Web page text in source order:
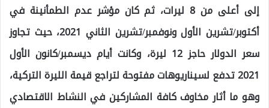
إلى أعلى من 8 ليرات، ثم كان مؤشر عدم الطمأنينة في
أكتوبر/تشرين الأول ونوفمبر/تشرين الثاني 2021، حيث تجاوز
سعر الدولار حاجز 12 ليرة، وكانت أيام ديسمبر/كانون الأول
2021 تدفع لسيناريوهات مفتوحة لتراجع قيمة الليرة التركية،
وهو ما أثار مخاوف كافة المشاركين في النشاط الاقتصادي